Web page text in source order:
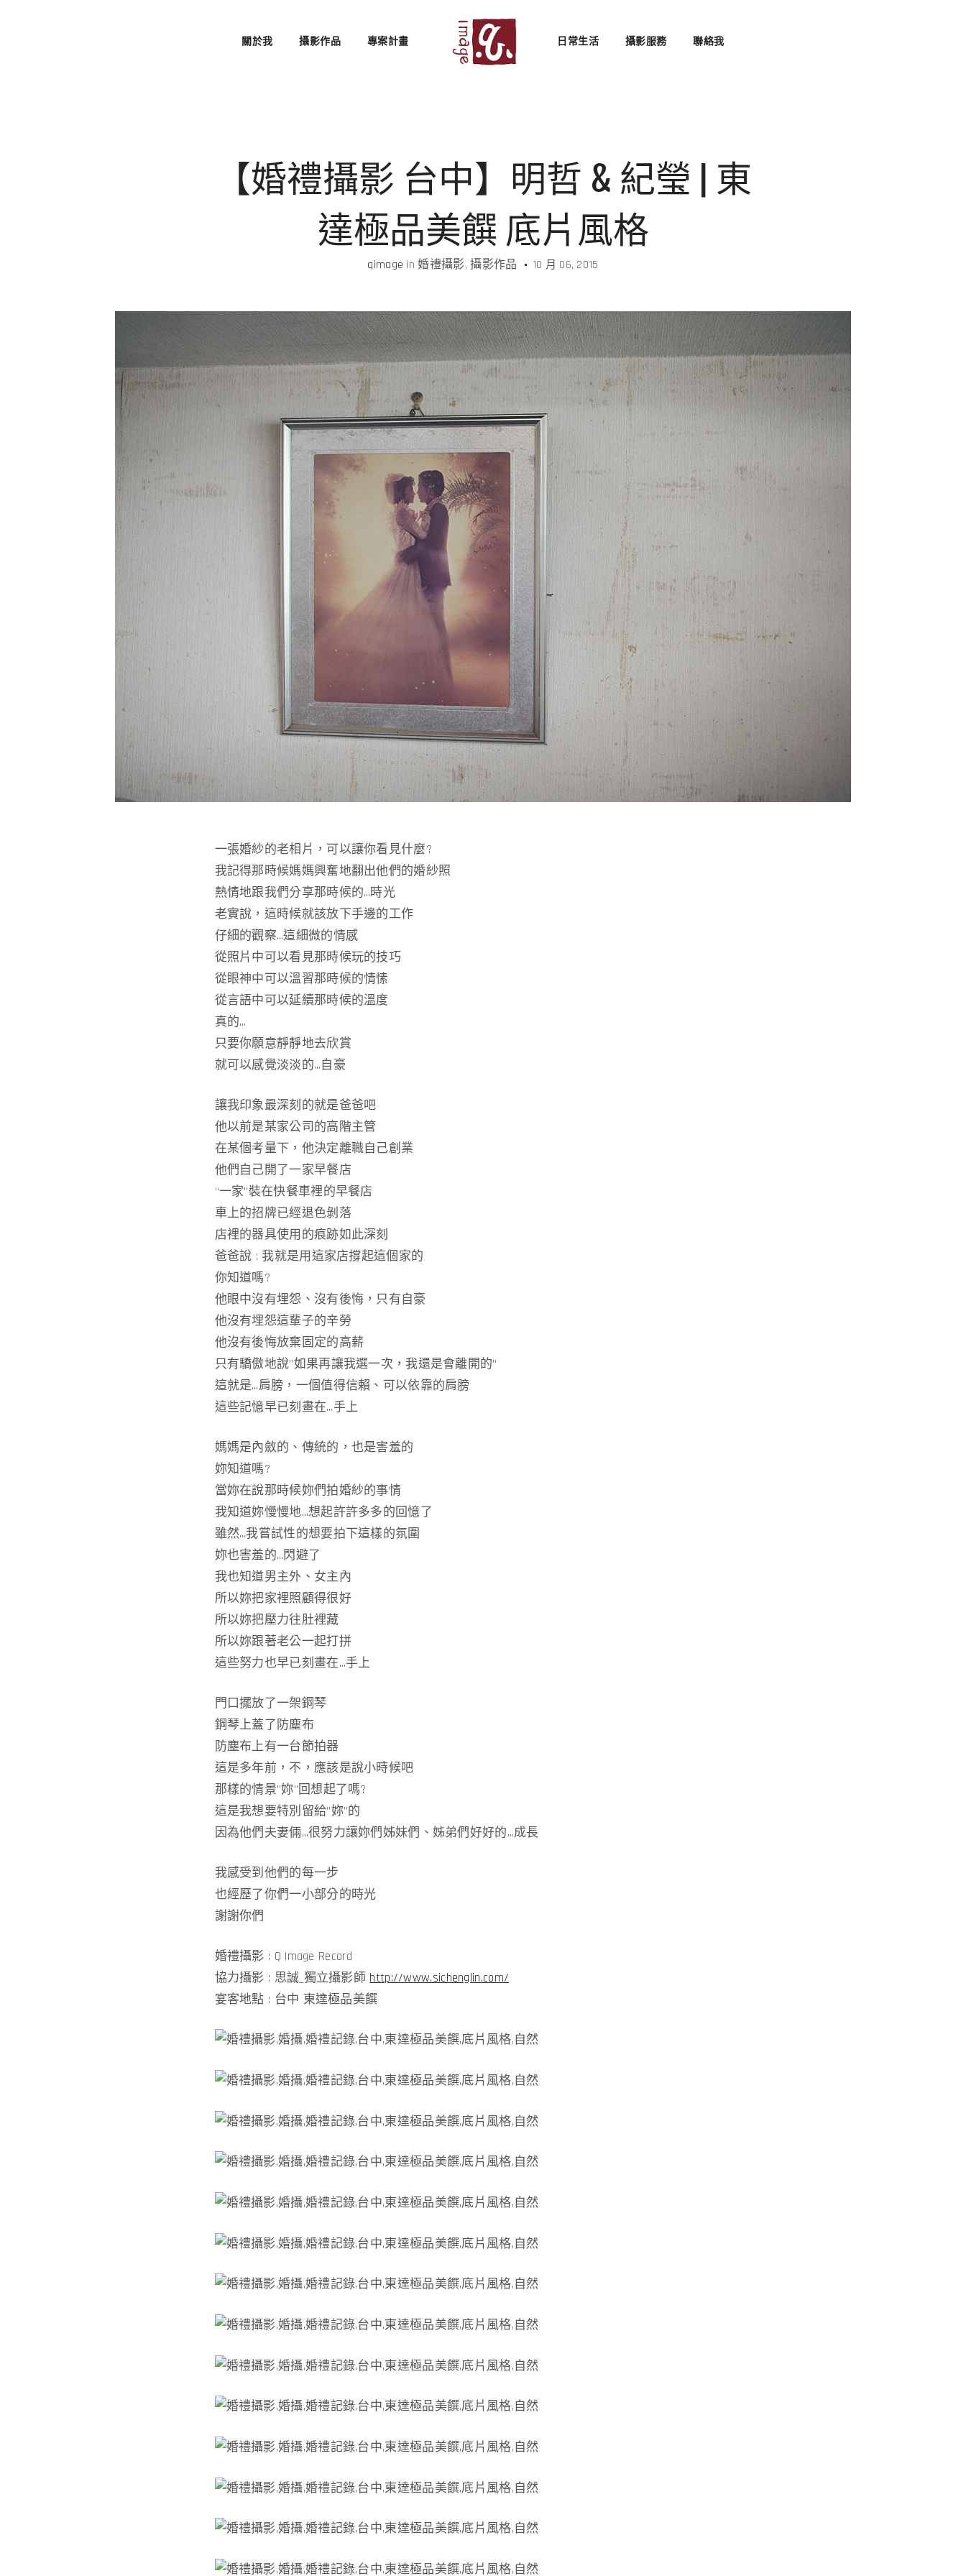
關於我 攝影作品 專案計畫 日常生活 攝影服務 聯絡我
【婚禮攝影 台中】明哲 & 紀瑩 | 東
達極品美饌 底片風格
qimage in婚禮攝影 攝影作品 10 月 06, 2015
一張婚紗的老相片，可以讓你看見什麼?
我記得那時候媽媽興奮地翻出他們的婚紗照
熱情地跟我們分享那時候的…時光
老實說，這時候就該放下手邊的工作
仔細的觀察…這細微的情感
從照片中可以看見那時候玩的技巧
從眼神中可以溫習那時候的情愫
從言語中可以延續那時候的溫度
真的…
只要你願意靜靜地去欣賞
就可以感覺淡淡的…自豪
讓我印象最深刻的就是爸爸吧
他以前是某家公司的高階主管
在某個考量下，他決定離職自己創業
他們自己開了一家早餐店
“一家”裝在快餐車裡的早餐店
車上的招牌已經退色剝落
店裡的器具使用的痕跡如此深刻
爸爸說 : 我就是用這家店撐起這個家的
你知道嗎?
他眼中沒有埋怨、沒有後悔，只有自豪
他沒有埋怨這輩子的辛勞
他沒有後悔放棄固定的高薪
只有驕傲地說”如果再讓我選一次，我還是會離開的”
這就是…肩膀，一個值得信賴、可以依靠的肩膀
這些記憶早已刻畫在…手上
媽媽是內斂的、傳統的，也是害羞的
妳知道嗎?
當妳在說那時候妳們拍婚紗的事情
我知道妳慢慢地…想起許許多多的回憶了
雖然…我嘗試性的想要拍下這樣的氛圍
妳也害羞的…閃避了
我也知道男主外、女主內
所以妳把家裡照顧得很好
所以妳把壓力往肚裡藏
所以妳跟著老公一起打拼
這些努力也早已刻畫在…手上
門口擺放了一架鋼琴
鋼琴上蓋了防塵布
防塵布上有一台節拍器
這是多年前，不，應該是說小時候吧
那樣的情景”妳”回想起了嗎?
這是我想要特別留給”妳”的
因為他們夫妻倆…很努力讓妳們姊妹們、姊弟們好好的…成長
我感受到他們的每一步
也經歷了你們一小部分的時光
謝謝你們
婚禮攝影 : Q Image Record
協力攝影 : 思誠_獨立攝影師 http://www.sichenglin.com/
宴客地點 : 台中 東達極品美饌